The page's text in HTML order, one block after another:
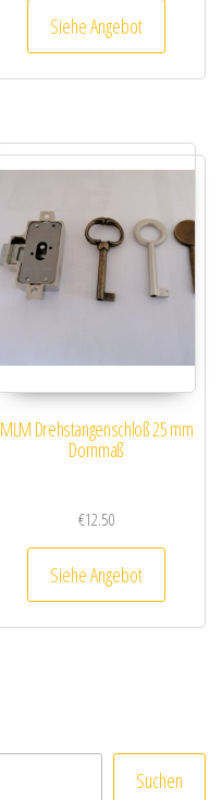
Siehe Angebot
MLM Drehstangenschloß 25 mm
Dornmaß
€12.50
Siehe Angebot
Suchen